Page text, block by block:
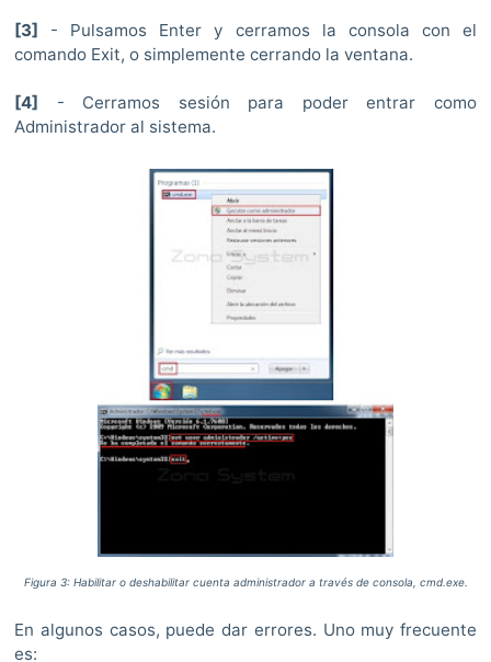
[3] - Pulsamos Enter y cerramos la consola con el
comando Exit, o simplemente cerrando la ventana.
[4] - Cerramos sesión para poder entrar como
Administrador al sistema.
Figura 3: Habilitar o deshabilitar cuenta administrador a través de consola, cmd.exe.
En algunos casos, puede dar errores. Uno muy frecuente
es: